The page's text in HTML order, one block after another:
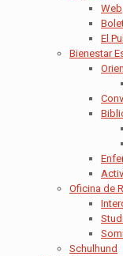
Web
El
Bienestar
Oficina de
Schulhund